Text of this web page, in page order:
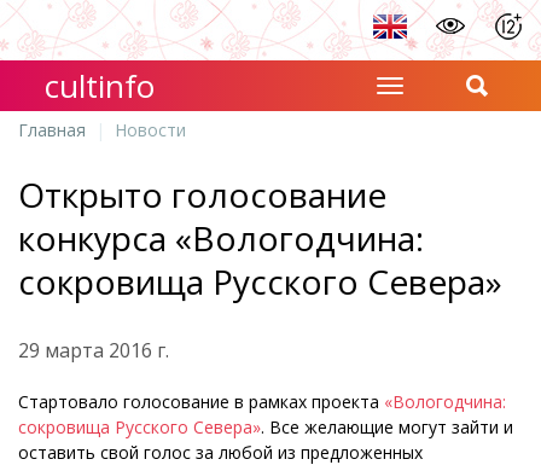
cultinfo
Главная Новости
Открыто голосование
конкурса «Вологодчина:
сокровища Русского Севера»
29 марта 2016 г.
Стартовало голосование в рамках проекта «Вологодчина:
сокровища Русского Севера». Все желающие могут зайти и
оставить свой голос за любой из предложенных